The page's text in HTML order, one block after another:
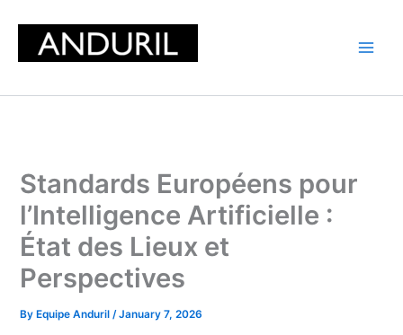
content
Standards Européens pour
l’Intelligence Artificielle :
État des Lieux et
Perspectives
By Equipe Anduril/January 7, 2026